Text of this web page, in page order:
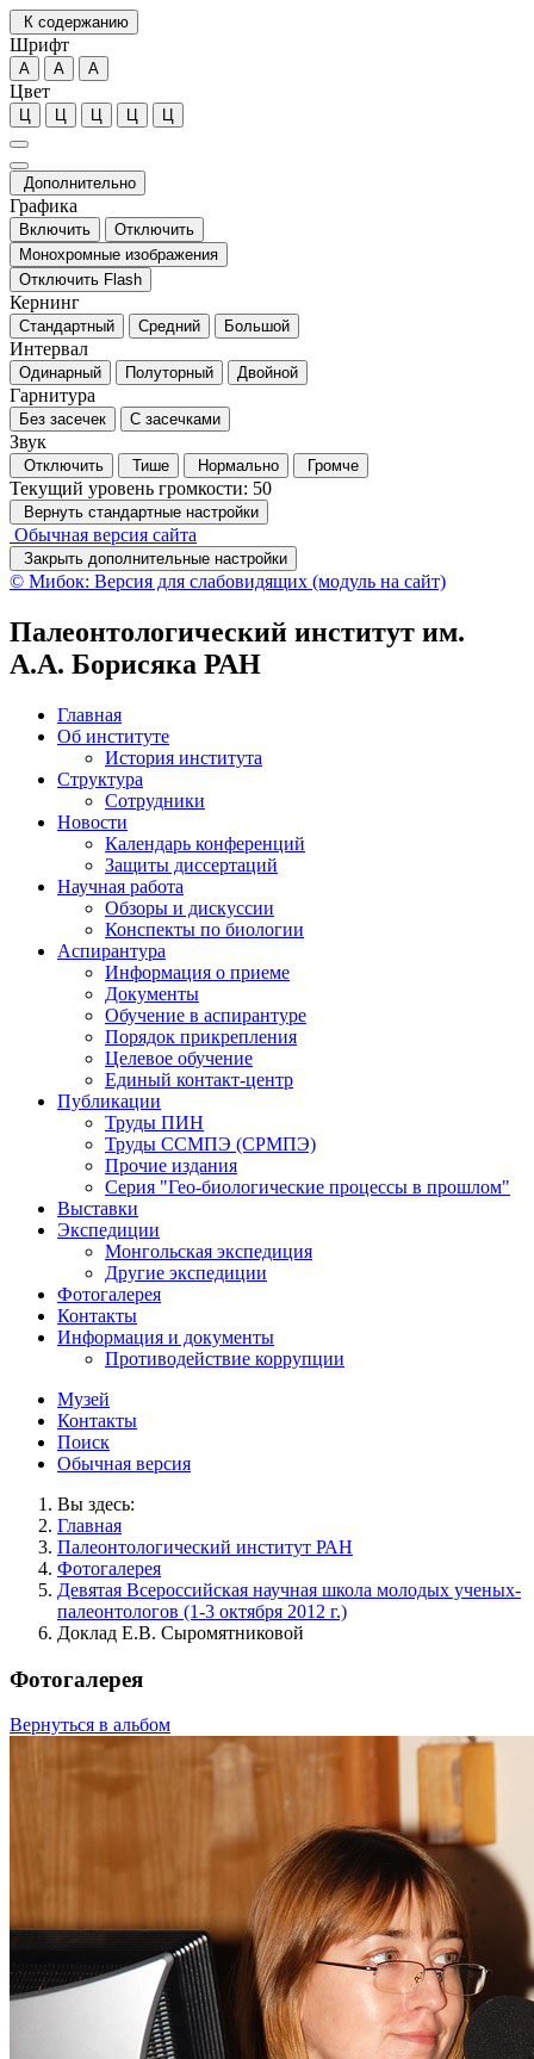
К содержанию
Шрифт
А А А
Цвет
Ц Ц Ц Ц Ц
Дополнительно
Графика
Включить
Отключить
Монохромные изображения
Отключить Flash
Кернинг
Стандартный Средний Большой
Интервал
Одинарный Полуторный Двойной
Гарнитура
Без засечек С засечками
Звук
Отключить Тише Нормально Громче
Текущий уровень громкости: 50
Вернуть стандартные настройки
Обычная версия сайта
Закрыть дополнительные настройки
© Мибок: Версия для слабовидящих (модуль на сайт)
Палеонтологический институт им.
А.А. Борисяка РАН
Главная
Об институте
История института
Структура
Сотрудники
Новости
Календарь конференций
Защиты диссертаций
Научная работа
Обзоры и дискуссии
Конспекты по биологии
Аспирантура
Информация о приеме
Документы
Обучение в аспирантуре
Порядок прикрепления
Целевое обучение
Единый контакт-центр
Публикации
Труды ПИН
Труды ССМПЭ (СРМПЭ)
Прочие издания
Серия "Гео-биологические процессы в прошлом"
Выставки
Экспедиции
Монгольская экспедиция
Другие экспедиции
Фотогалерея
Контакты
Информация и документы
Противодействие коррупции
Музей
Контакты
Поиск
Обычная версия
Вы здесь:
Главная
Палеонтологический институт РАН
Фотогалерея
Девятая Всероссийская научная школа молодых ученых-
палеонтологов (1-3 октября 2012 г.)
Доклад Е.В. Сыромятниковой
Фотогалерея
Вернуться в альбом